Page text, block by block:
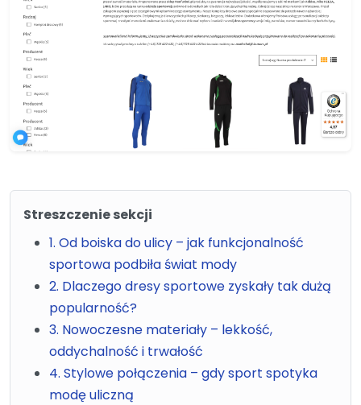
Streszczenie sekcji
1. Od boiska do ulicy – jak funkcjonalność
sportowa podbiła świat mody
2. Dlaczego dresy sportowe zyskały tak dużą
popularność?
3. Nowoczesne materiały – lekkość,
oddychalność i trwałość
4. Stylowe połączenia – gdy sport spotyka
modę uliczną